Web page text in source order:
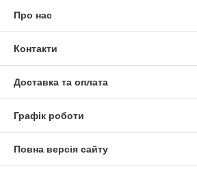
Про нас
Контакти
Доставка та оплата
Графік роботи
Повна версія сайту